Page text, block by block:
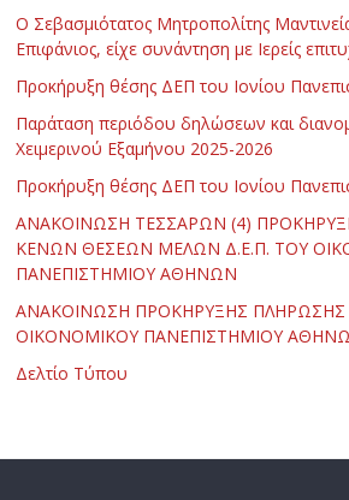
Ο Σεβασμιότατος Μητροπολίτης
Επιφάνιος, είχε συνάντηση με Ιερείς
Προκήρυξη θέσης ΔΕΠ του Ιονίου
Παράταση περιόδου δηλώσεων και
Χειμερινού Εξαμήνου 2025-2026
Προκήρυξη θέσης ΔΕΠ του Ιονίου
ΑΝΑΚΟΙΝΩΣΗ ΤΕΣΣΑΡΩΝ (4)
ΚΕΝΩΝ ΘΕΣΕΩΝ ΜΕΛΩΝ Δ.Ε.Π. ΤΟΥ
ΠΑΝΕΠΙΣΤΗΜΙΟΥ ΑΘΗΝΩΝ
ΑΝΑΚΟΙΝΩΣΗ ΠΡΟΚΗΡΥΞΗΣ ΠΛΗΡΩΣΗΣ
ΟΙΚΟΝΟΜΙΚΟΥ ΠΑΝΕΠΙΣΤΗΜΙΟΥ
Δελτίο Τύπου